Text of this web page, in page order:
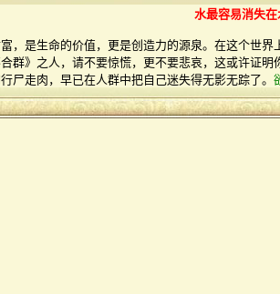
水最容易消失
，是生命的价值，更是创造力的源泉。在这个世
群》之人，请不要惊慌，更不要悲哀，这或许证
尸走肉，早已在人群中把自己迷失得无影无踪了。